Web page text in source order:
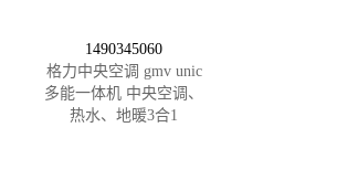
1490345060
格力中央空调 gmv unic
多能一体机 中央空调、
热水、地暖3合1